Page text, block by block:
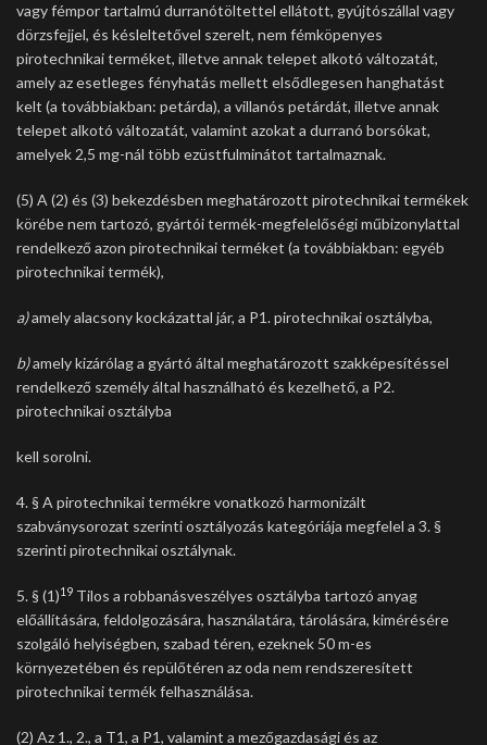
vagy fémpor tartalmú durranótöltettel ellátott, gyújtószállal vagy
dörzsfejjel, és késleltetővel szerelt, nem fémköpenyes
pirotechnikai terméket, illetve annak telepet alkotó változatát,
amely az esetleges fényhatás mellett elsődlegesen hanghatást
kelt (a továbbiakban: petárda), a villanós petárdát, illetve annak
telepet alkotó változatát, valamint azokat a durranó borsókat,
amelyek 2,5 mg-nál több ezüstfulminátot tartalmaznak.
(5) A (2) és (3) bekezdésben meghatározott pirotechnikai termékek
körébe nem tartozó, gyártói termék-megfelelőségi műbizonylattal
rendelkező azon pirotechnikai terméket (a továbbiakban: egyéb
pirotechnikai termék),
a)amely alacsony kockázattal jár, a P1. pirotechnikai osztályba,
b)amely kizárólag a gyártó által meghatározott szakképesítéssel
rendelkező személy által használható és kezelhető, a P2.
pirotechnikai osztályba
kell sorolni.
4. § A pirotechnikai termékre vonatkozó harmonizált
szabványsorozat szerinti osztályozás kategóriája megfelel a 3. §
szerinti pirotechnikai osztálynak.
5. § (1)19 Tilos a robbanásveszélyes osztályba tartozó anyag
előállítására, feldolgozására, használatára, tárolására, kimérésére
szolgáló helyiségben, szabad téren, ezeknek 50 m-es
környezetében és repülőtéren az oda nem rendszeresített
pirotechnikai termék felhasználása.
(2) Az 1., 2., a T1, a P1, valamint a mezőgazdasági és az